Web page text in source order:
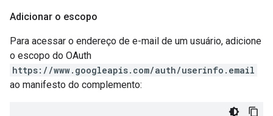
Adicionar o escopo
Para acessar o endereço de e-mail de um usuário, adicione
o escopo do OAuth
https://www.googleapis.com/auth/userinfo.email
ao manifesto do complemento: